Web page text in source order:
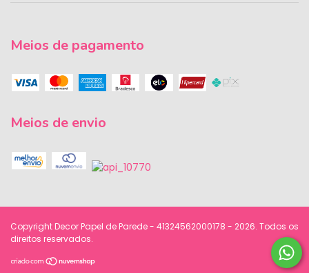
Meios de pagamento
Meios de envio
Copyright Decor Papel de Parede - 41324562000178 - 2026. Todos os
direitos reservados.